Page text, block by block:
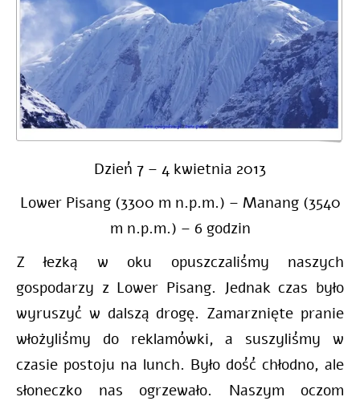
Dzień 7 – 4 kwietnia 2013
Lower Pisang (3300 m n.p.m.) – Manang (3540
m n.p.m.) – 6 godzin
Z łezką w oku opuszczaliśmy naszych
gospodarzy z Lower Pisang. Jednak czas było
wyruszyć w dalszą drogę. Zamarznięte pranie
włożyliśmy do reklamówki, a suszyliśmy w
czasie postoju na lunch. Było dość chłodno, ale
słoneczko nas ogrzewało. Naszym oczom